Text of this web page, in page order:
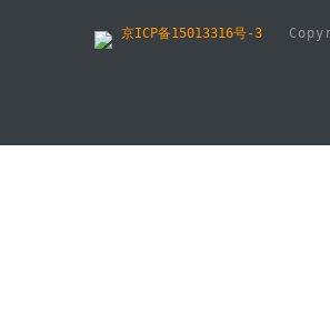
京ICP备15013316号-3